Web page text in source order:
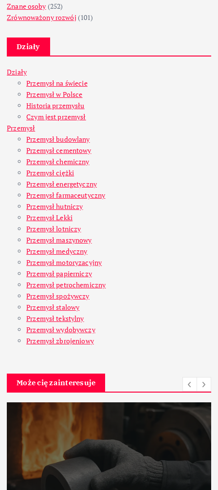
Znane osoby (252)
Zrównoważony rozwój (101)
Działy
Działy
Przemysł na świecie
Przemysł w Polsce
Historia przemysłu
Czym jest przemysł
Przemysł
Przemysł budowlany
Przemysł cementowy
Przemysł chemiczny
Przemysł ciężki
Przemysł energetyczny
Przemysł farmaceutyczny
Przemysł hutniczy
Przemysł Lekki
Przemysł lotniczy
Przemysł maszynowy
Przemysł medyczny
Przemysł motoryzacyjny
Przemysł papierniczy
Przemysł petrochemiczny
Przemysł spożywczy
Przemysł stalowy
Przemysł tekstylny
Przemysł wydobywczy
Przemysł zbrojeniowy
Może cię zainteresuje